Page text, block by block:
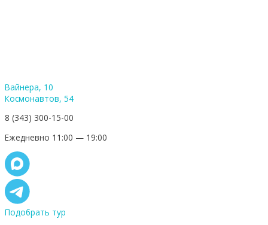
Вайнера, 10
Космонавтов, 54
8 (343) 300-15-00
Ежедневно 11:00 — 19:00
Подобрать тур